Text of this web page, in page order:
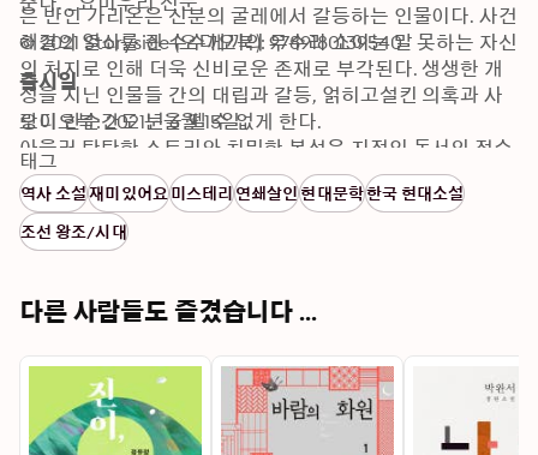
은 반인 가리온은 신분의 굴레에서 갈등하는 인물이다. 사건
해결의 열쇠를 쥔 수수께끼의 무수리 소이는 말 못하는 자신
의 처지로 인해 더욱 신비로운 존재로 부각된다. 생생한 개
성을 지닌 인물들 간의 대립과 갈등, 얽히고설킨 의혹과 사
랑이 한순간도 눈을 뗄 수 없게 한다.
아울러 탄탄한 스토리와 치밀한 복선은 지적인 독서의 정수
를 보여준다. 수학, 천문학, 언어학, 역사, 철학, 음악, 건축,
미술 등 방대한 지식들은 사건을 해결하는 중요한 열쇠로 작
용한다.
마방진, [지수귀문도], 강희안의 [고사관수도] 등에 숨겨진
집현전, 경회루, 아미산, 강녕전 등 경복궁의 여러 건축물에
진하게 펼쳐진다.
© 2021 Storyside (오디오북): 9789180139540
출시일
오디오북: 2021년 6월 15일
태그
역사 소설재미있어요미스테리연쇄살인현대문학한국 현대소설
조선 왕조/시대
다른 사람들도 즐겼습니다 ...